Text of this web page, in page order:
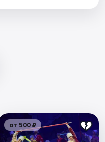
от 500 ₽